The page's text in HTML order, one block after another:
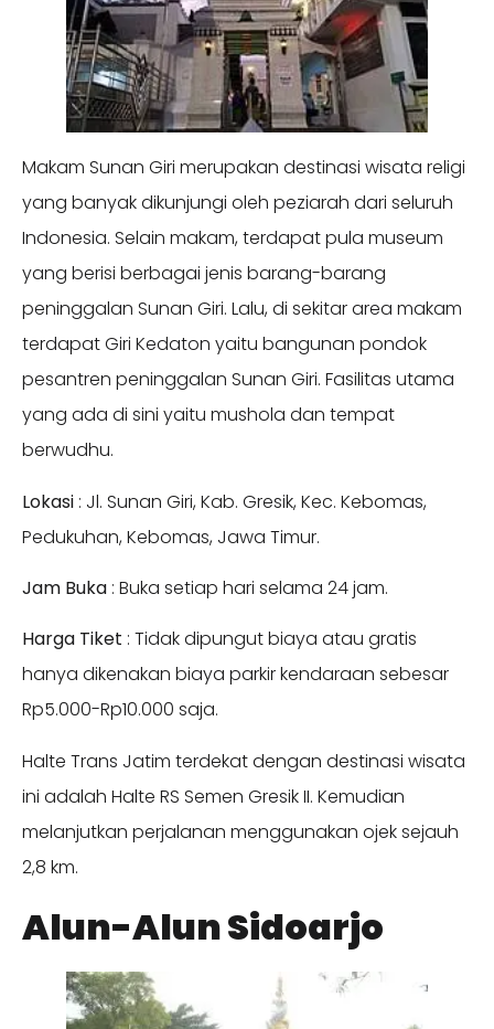
Makam Sunan Giri merupakan destinasi wisata religi
yang banyak dikunjungi oleh peziarah dari seluruh
Indonesia. Selain makam, terdapat pula museum
yang berisi berbagai jenis barang-barang
peninggalan Sunan Giri. Lalu, di sekitar area makam
terdapat Giri Kedaton yaitu bangunan pondok
pesantren peninggalan Sunan Giri. Fasilitas utama
yang ada di sini yaitu mushola dan tempat
berwudhu.
Lokasi : Jl. Sunan Giri, Kab. Gresik, Kec. Kebomas,
Pedukuhan, Kebomas, Jawa Timur.
Jam Buka : Buka setiap hari selama 24 jam.
Harga Tiket : Tidak dipungut biaya atau gratis
hanya dikenakan biaya parkir kendaraan sebesar
Rp5.000-Rp10.000 saja.
Halte Trans Jatim terdekat dengan destinasi wisata
ini adalah Halte RS Semen Gresik II. Kemudian
melanjutkan perjalanan menggunakan ojek sejauh
2,8 km.
Alun-Alun Sidoarjo